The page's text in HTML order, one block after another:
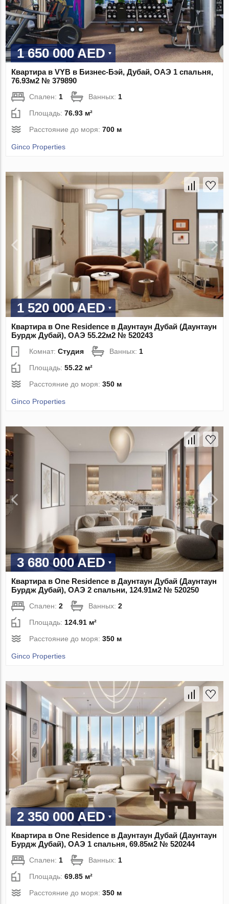
1 650 000 AED
Квартира в VYB в Бизнес-Бэй, Дубай, ОАЭ 1 спальня,
76.93м2 № 379890
Спален:1 Ванных:1
Площадь:76.93 м²
Расстояние до моря:700 м
Ginco Properties
1 520 000 AED
Квартира в One Residence в Даунтаун Дубай (Даунтаун
Бурдж Дубай), ОАЭ 55.22м2 № 520243
Комнат:Студия Ванных: 1
Площадь:55.22 м²
Расстояние до моря:350 м
Ginco Properties
3 680 000 AED
Квартира в One Residence в Даунтаун Дубай (Даунтаун
Бурдж Дубай), ОАЭ 2 спальни, 124.91м2 № 520250
Спален:2 Ванных:2
Площадь: 124.91 м²
Расстояние до моря:350 м
Ginco Properties
2 350 000 AED
Квартира в One Residence в Даунтаун Дубай (Даунтаун
Бурдж Дубай), ОАЭ 1 спальня, 69.85м2 № 520244
Спален:1 Ванных:1
Площадь:69.85 м²
Расстояние до моря:350 м